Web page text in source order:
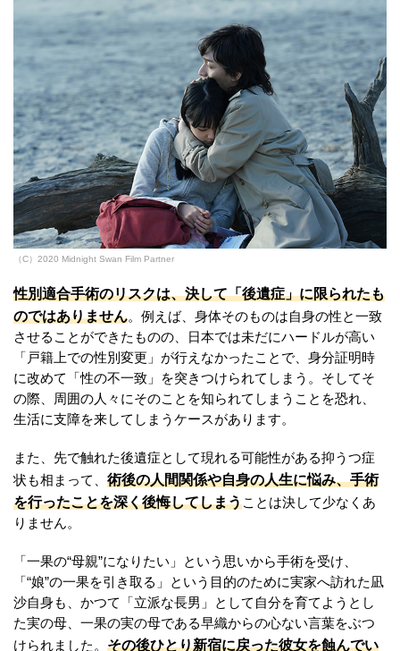
（C）2020 Midnight Swan Film Partner
性別適合手術のリスクは、決して「後遺症」に限られたも
のではありません。例えば、身体そのものは自身の性と一致
させることができたものの、日本では未だにハードルが高い
「戸籍上での性別変更」が行えなかったことで、身分証明時
に改めて「性の不一致」を突きつけられてしまう。そしてそ
の際、周囲の人々にそのことを知られてしまうことを恐れ、
生活に支障を来してしまうケースがあります。
また、先で触れた後遺症として現れる可能性がある抑うつ症
状も相まって、 術後の人間関係や自身の人生に悩み、手術
を行ったことを深く後悔してしまうことは決して少なくあ
りません。
「一果の“母親”になりたい」という思いから手術を受け、
「“娘”の一果を引き取る」という目的のために実家へ訪れた凪
沙自身も、かつて「立派な長男」として自分を育てようとし
た実の母、一果の実の母である早織からの心ない言葉をぶつ
けられました。 その後ひとり新宿に戻った彼女を蝕んでい